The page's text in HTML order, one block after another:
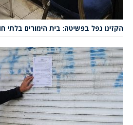
הקזינו נפל בפשיטה: בית הימורים בלתי